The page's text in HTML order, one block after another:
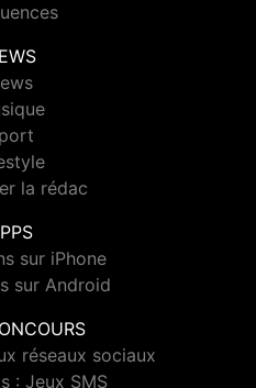
la rédac
sur iPhone
sur Android
réseaux sociaux
: Jeux SMS